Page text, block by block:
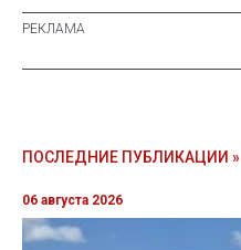
ПОСЛЕДНИЕ ПУБЛИКАЦИИ »
06 августа 2026